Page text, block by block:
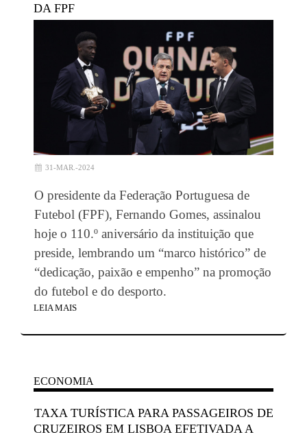
DA FPF
31-MAR.-2024
O presidente da Federação Portuguesa de
Futebol (FPF), Fernando Gomes, assinalou
hoje o 110.º aniversário da instituição que
preside, lembrando um “marco histórico” de
“dedicação, paixão e empenho” na promoção
do futebol e do desporto.
LEIA MAIS
ECONOMIA
TAXA TURÍSTICA PARA PASSAGEIROS DE
CRUZEIROS EM LISBOA EFETIVADA A